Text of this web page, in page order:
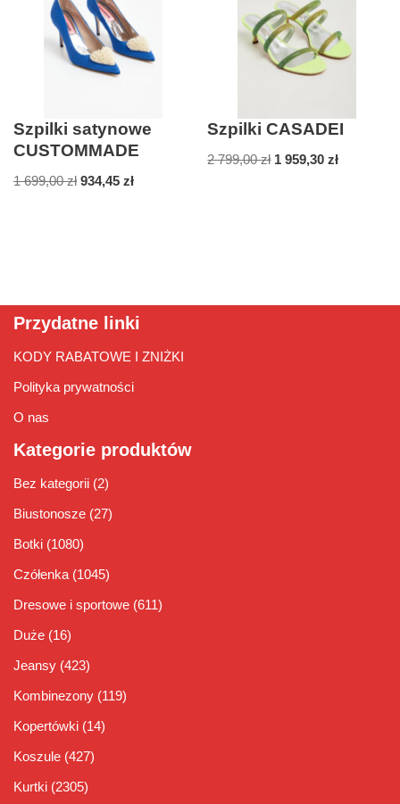
Szpilki satynowe
CUSTOMMADE
1 699,00zł 934,45 zł
Szpilki CASADEI
2 799,00zł 1 959,30zł
Przydatne linki
KODY RABATOWE I ZNIŻKI
Polityka prywatności
O nas
Kategorie produktów
Bez kategorii (2)
Biustonosze (27)
Botki (1080)
Czółenka (1045)
Dresowe i sportowe (611)
Duże (16)
Jeansy (423)
Kombinezony (119)
Kopertówki (14)
Koszule (427)
Kurtki (2305)